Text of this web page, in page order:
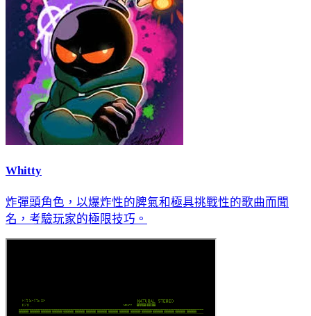
Whitty
炸彈頭角色，以爆炸性的脾氣和極具挑戰性的歌曲而聞
名，考驗玩家的極限技巧。